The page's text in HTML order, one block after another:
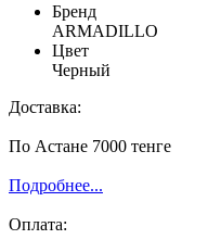
Бренд
ARMADILLO
Цвет
Черный
Доставка:
По Астане 7000 тенге
Подробнее...
Оплата: